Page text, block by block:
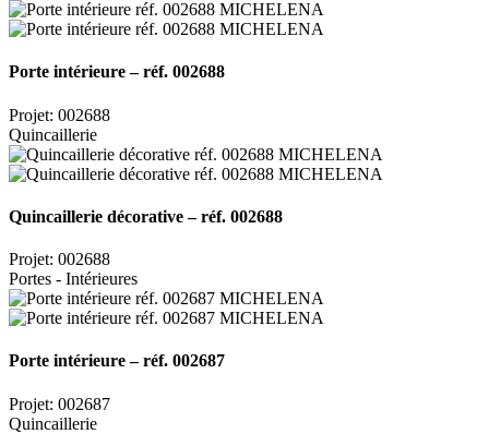
Porte intérieure – réf. 002688
Projet: 002688
Quincaillerie
Quincaillerie décorative – réf. 002688
Projet: 002688
Portes - Intérieures
Porte intérieure – réf. 002687
Projet: 002687
Quincaillerie